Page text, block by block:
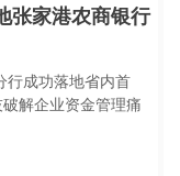
张家港农商银行
行成功落地省内首
解企业资金管理痛